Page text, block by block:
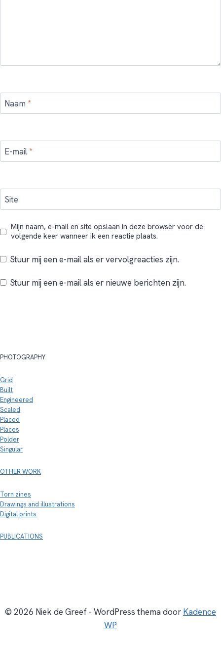
Naam *
E-mail *
Site
Mijn naam, e-mail en site opslaan in deze browser voor de
volgende keer wanneer ik een reactie plaats.
Stuur mij een e-mail als er vervolgreacties zijn.
Stuur mij een e-mail als er nieuwe berichten zijn.
PHOTOGRAPHY
Grid
Built
Engineered
Scaled
Placed
Places
Polder
Singular
OTHER WORK
Torn zines
Drawings and illustrations
Digital prints
PUBLICATIONS
© 2026 Niek de Greef - WordPress thema door Kadence
WP